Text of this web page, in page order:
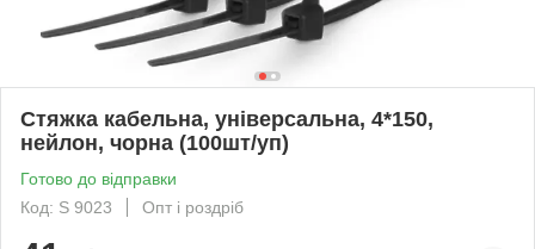
Стяжка кабельна, універсальна, 4*150,
нейлон, чорна (100шт/уп)
Готово до відправки
Код: S 9023
Опт і роздріб